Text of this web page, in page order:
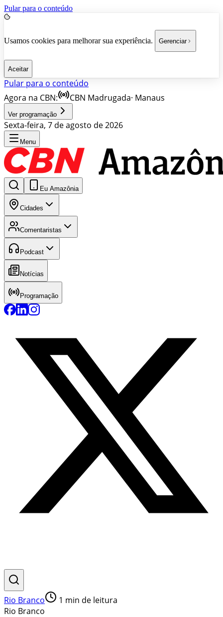
Pular para o conteúdo
Usamos cookies para melhorar sua experiência. Gerenciar
Aceitar
Pular para o conteúdo
Agora na CBN:
CBN Madrugada· Manaus
Ver programação
Sexta-feira, 7 de agosto de 2026
Menu
Eu Amazônia
Cidades
Comentaristas
Podcast
Notícias
Programação
Rio Branco 1 min de leitura
Rio Branco